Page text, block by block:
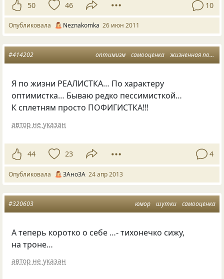
50 46 10
Опубликовала Neznakomka 26 июн 2011
оптимизм самооценка жизненная позиция
#414202
Я по жизни РЕАЛИСТКА… По характеру
оптимистка… Бываю редко пессимисткой…
К сплетням просто ПОФИГИСТКА!!!
автор не указан
44 23 4
Опубликовала ЗАноЗА 24 апр 2013
юмор шутки самооценка
#320603
А теперь коротко о себе …- тихонечко сижу,
на троне…
автор не указан